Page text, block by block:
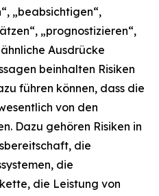
„beabsichtigen“,
„prognostizieren“,
Ausdrücke
beinhalten Risiken
führen können, dass die
von den
Dazu gehören Risiken in
die
die
die Leistung von